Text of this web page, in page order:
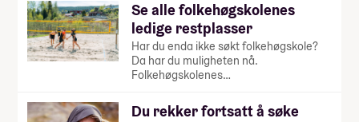
Se alle folkehøgskolenes
ledige restplasser
Har du enda ikke søkt folkehøgskole?
Da har du muligheten nå.
Folkehøgskolenes…
Du rekker fortsatt å søke